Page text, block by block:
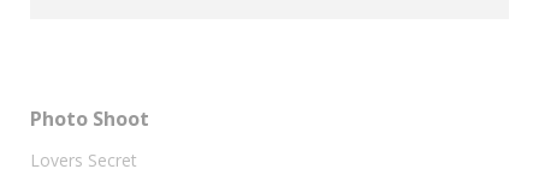
Photo Shoot
Lovers Secret